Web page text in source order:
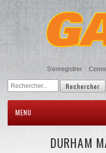
S'enregistrer
MENU
DURHAM